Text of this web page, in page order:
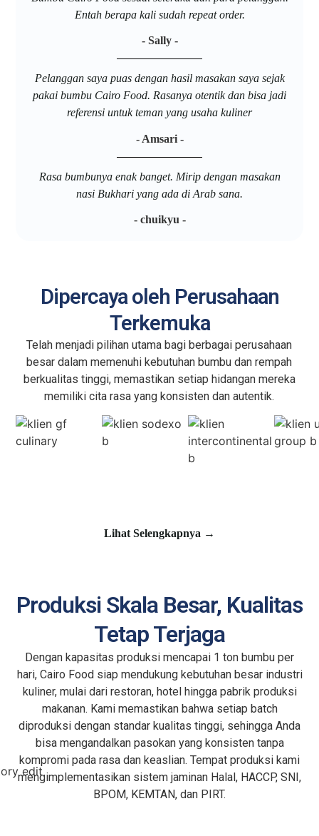
Entah berapa kali sudah repeat order.
- Sally -
Pelanggan saya puas dengan hasil masakan saya sejak
pakai bumbu Cairo Food. Rasanya otentik dan bisa jadi
referensi untuk teman yang usaha kuliner
- Amsari -
Rasa bumbunya enak banget. Mirip dengan masakan
nasi Bukhari yang ada di Arab sana.
- chuikyu -
Dipercaya oleh Perusahaan
Terkemuka
Telah menjadi pilihan utama bagi berbagai perusahaan
besar dalam memenuhi kebutuhan bumbu dan rempah
berkualitas tinggi, memastikan setiap hidangan mereka
memiliki cita rasa yang konsisten dan autentik.
Lihat Selengkapnya →
Produksi Skala Besar, Kualitas
Tetap Terjaga
Dengan kapasitas produksi mencapai 1 ton bumbu per
hari, Cairo Food siap mendukung kebutuhan besar industri
kuliner, mulai dari restoran, hotel hingga pabrik produksi
makanan. Kami memastikan bahwa setiap batch
diproduksi dengan standar kualitas tinggi, sehingga Anda
bisa mengandalkan pasokan yang konsisten tanpa
kompromi pada rasa dan keaslian. Tempat produksi kami
mengimplementasikan sistem jaminan Halal, HACCP, SNI,
BPOM, KEMTAN, dan PIRT.